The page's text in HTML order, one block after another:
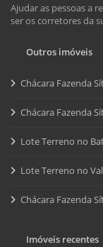
Ajudar as pessoas a
ser os corretores da
Outros imóveis
Chácara Fazenda
Chácara Fazenda
Lote Terreno no
Lote Terreno no
Chácara Fazenda
Imóveis recentes